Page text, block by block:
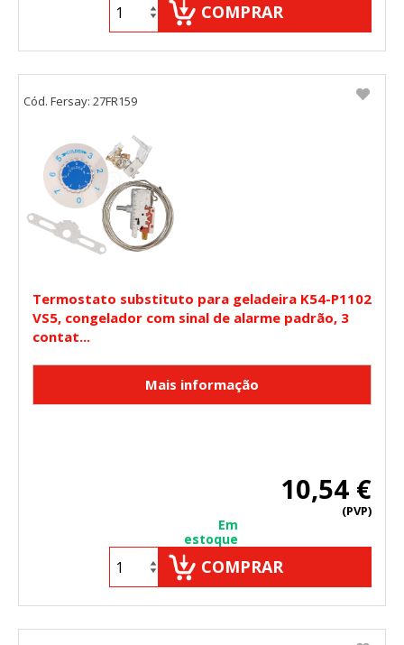
COMPRAR
Termostato substituto para geladeira K54-P1102
VS5, congelador com sinal de alarme padrão, 3
contat...
10,54 €
(PVP)
Em
estoque
COMPRAR
Cód. Fersay: 27FR159